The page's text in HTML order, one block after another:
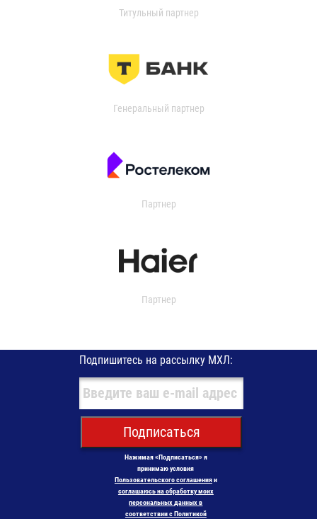
Титульный партнер
Генеральный партнер
Партнер
Партнер
Подпишитесь на рассылку МХЛ:
Подписаться
Нажимая «Подписаться» я
принимаю условия
Пользовательского соглашенияи
соглашаюсь на обработку моих
персональных данных в
соответствии с Политикой